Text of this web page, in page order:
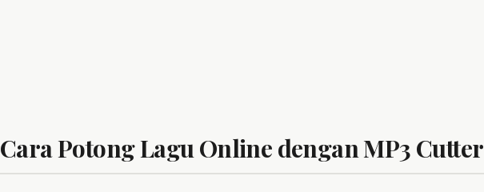
Cara Potong Lagu Online dengan MP3 Cutter